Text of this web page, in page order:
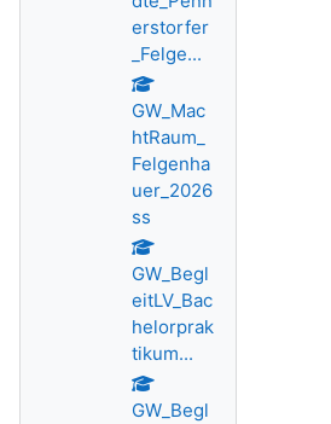
erstorfer
_Felge...
GW_Mac
htRaum_
Felgenha
uer_2026
ss
GW_Begl
eitLV_Bac
helorprak
tikum...
GW_Begl